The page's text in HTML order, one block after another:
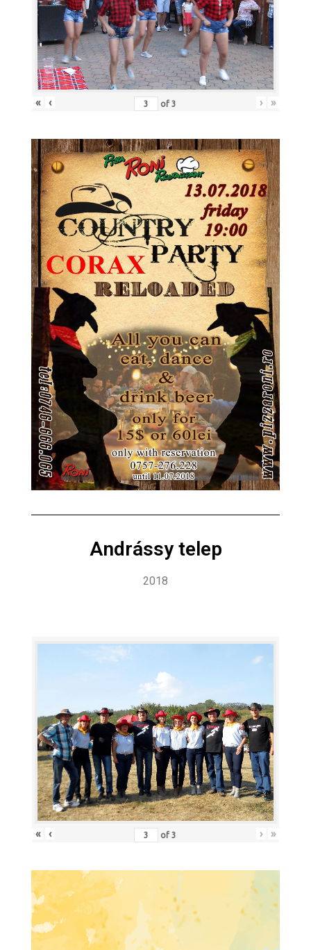
« ‹ of3 › »
Andrássy telep
2018
« ‹ of3 › »